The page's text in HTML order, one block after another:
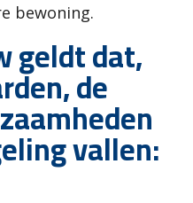
bewoning.
geldt dat,
de
vallen: